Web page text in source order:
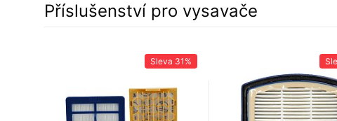
Příslušenství pro vysavače
Sleva 31%